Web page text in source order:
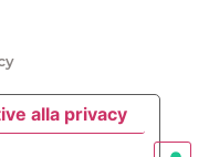
alla privacy